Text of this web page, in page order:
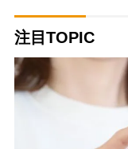
注目TOPIC